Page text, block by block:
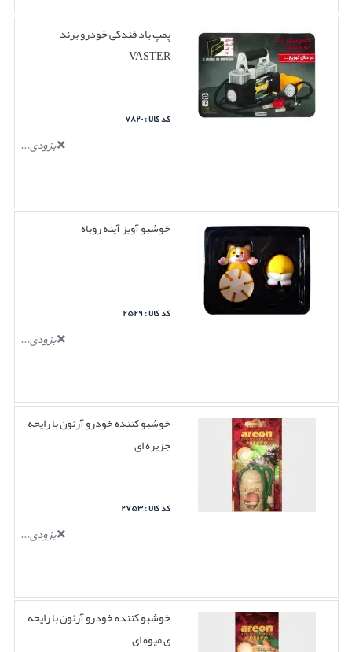
پمپ باد فندکی خودرو برند
VASTER
کد کالا : ۷۸۲۰
بزودی...
خوشبو آویز آینه روباه
کد کالا : ۲۵۲۹
بزودی...
خوشبو کننده خودرو آرئون با رایحه
جزیره ای
کد کالا : ۲۷۵۳
بزودی...
خوشبو کننده خودرو آرئون با رایحه
ی میوه ای